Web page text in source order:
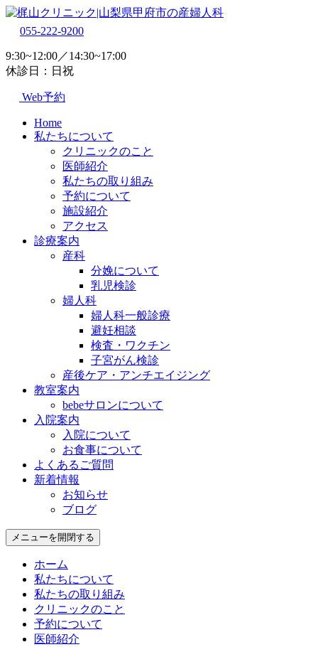
055-222-9200
9:30~12:00／14:30~17:00
休診日：日祝
Web予約
Home
私たちについて
クリニックのこと
医師紹介
私たちの取り組み
予約について
施設紹介
アクセス
診療案内
産科
分娩について
乳児検診
婦人科
婦人科一般診療
避妊相談
検査・ワクチン
子宮がん検診
産後ケア・アンチエイジング
教室案内
bebeサロンについて
入院案内
入院について
お食事について
よくあるご質問
新着情報
お知らせ
ブログ
メニューを開閉する
ホーム
私たちについて
私たちの取り組み
クリニックのこと
予約について
医師紹介